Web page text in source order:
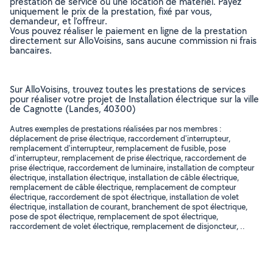
uniquement le prix de la prestation, fixé par vous,
demandeur, et l’offreur.
Vous pouvez réaliser le paiement en ligne de la prestation
directement sur AlloVoisins, sans aucune commission ni frais
bancaires.
Sur AlloVoisins, trouvez toutes les prestations de services
pour réaliser votre projet de Installation électrique sur la ville
de Cagnotte (Landes, 40300)
Autres exemples de prestations réalisées par nos membres :
déplacement de prise électrique, raccordement d'interrupteur,
remplacement d'interrupteur, remplacement de fusible, pose
d'interrupteur, remplacement de prise électrique, raccordement de
prise électrique, raccordement de luminaire, installation de compteur
électrique, installation électrique, installation de câble électrique,
remplacement de câble électrique, remplacement de compteur
électrique, raccordement de spot électrique, installation de volet
électrique, installation de courant, branchement de spot électrique,
pose de spot électrique, remplacement de spot électrique,
raccordement de volet électrique, remplacement de disjoncteur, ..